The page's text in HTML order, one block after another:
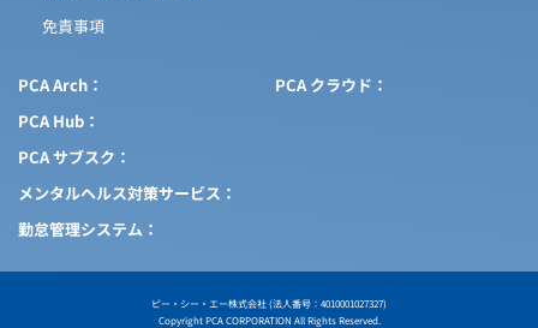
免責事項
PCA Arch
PCA Hub
PCA サブスク
メンタルヘルス対策サービス
勤怠管理システム
PCA クラウド
ピー・シー・エー株式会社 (法人番号：4010001027327)
Copyright PCA CORPORATION All Rights Reserved.